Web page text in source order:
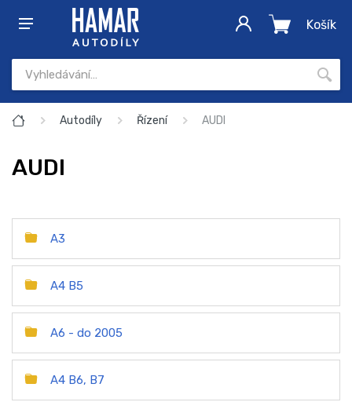
Košík
Autodíly Řízení AUDI
AUDI
A3
A4 B5
A6 - do 2005
A4 B6, B7